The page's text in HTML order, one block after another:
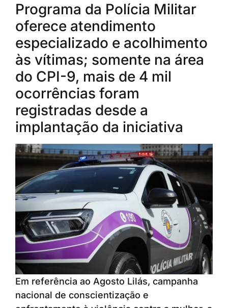
Programa da Polícia Militar
oferece atendimento
especializado e acolhimento
às vítimas; somente na área
do CPI-9, mais de 4 mil
ocorrências foram
registradas desde a
implantação da iniciativa
Em referência ao Agosto Lilás, campanha
nacional de conscientização e